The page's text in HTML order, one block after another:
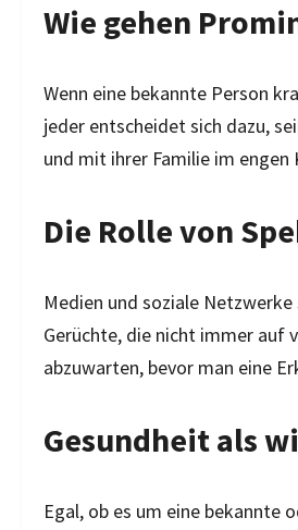
Wie gehen
Wenn eine bekannte Person
jeder entscheidet sich dazu,
und mit ihrer Familie im engen
Die Rolle von
Medien und soziale
Gerüchte, die nicht immer auf
abzuwarten, bevor man eine
Gesundheit als
Egal, ob es um eine bekannte